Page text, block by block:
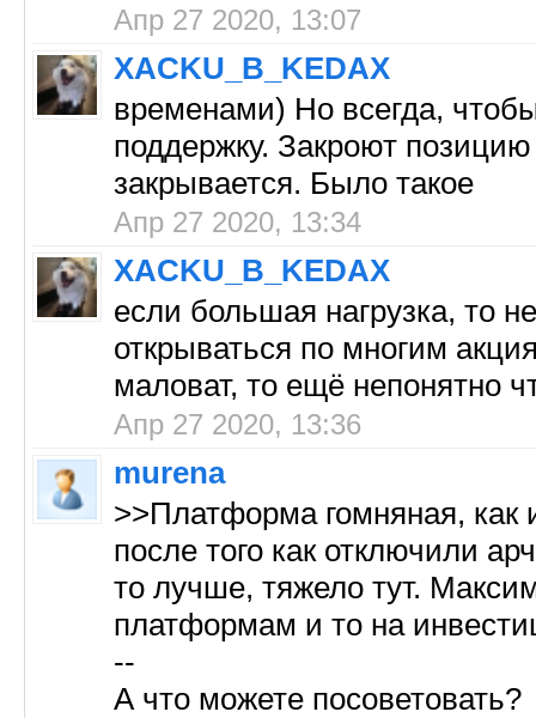
Апр 27 2020, 13:07
XACKU_B_KEDAX
временами) Но всегда,
поддержку. Закроют
закрывается. Было такое
Апр 27 2020, 13:34
XACKU_B_KEDAX
если большая нагрузка, то
открываться по многим
маловат, то ещё непонятно
Апр 27 2020, 13:36
murena
>>Платформа гомняная, как
после того как отключили
то лучше, тяжело тут.
платформам и то на
--
А что можете посоветовать?